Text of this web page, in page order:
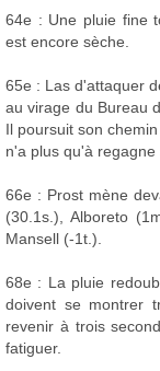
64e : Une pluie fine
est encore sèche.
65e : Las d'attaquer
au virage du Bureau
Il poursuit son
n'a plus qu'à
66e : Prost mène
(30.1s.), Alboreto
Mansell (-1t.).
68e : La pluie
doivent se montrer
revenir à trois
fatiguer.